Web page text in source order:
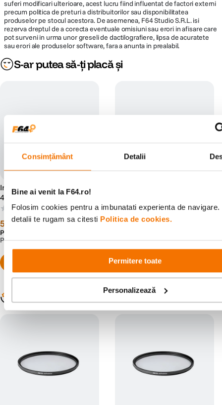
Consimțământ Detalii
Bine ai venit la F64.ro!
Folosim cookies pentru a imbunatati experienta de navigare.
detalii te rugam sa citesti Politica de cookies.
Permitere toate
Personalizează
suferi modificari ulterioare, acest lucru fiind influentat de factori externi
precum politica de preturi a distribuitorilor sau disponibilitatea
produselor pe stocul acestora. De asemenea, F64 Studio S.R.L. isi
rezerva dreptul de a corecta eventuale omisiuni sau erori in afisare care
pot surveni in urma unor greseli de dactilografiere, lipsa de acuratete
sau erori ale produselor software, fara a anunta in prealabil.
S-ar putea să-ți placă și
Irix Revo Filtru UV Protect
49mm
(0)
59 99 lei
Preț anterior:
PRP:97 lei
(0)
5999 lei
PRP:112 lei
Populare în aceeași categorie